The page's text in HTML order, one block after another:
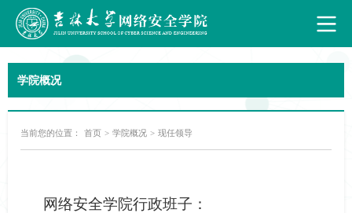
学院概况
当前您的位置： 首页 > 学院概况 > 现任领导
网络安全学院行政班子：